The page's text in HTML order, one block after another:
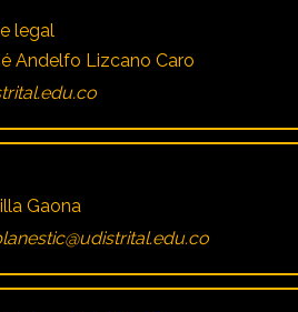
legal
Andelfo Lizcano Caro
Gaona